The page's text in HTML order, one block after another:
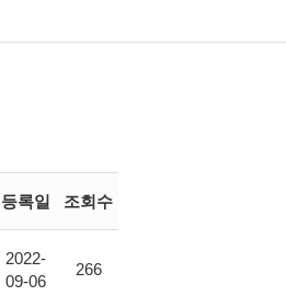
등록일 조회수
2022-
09-06
266